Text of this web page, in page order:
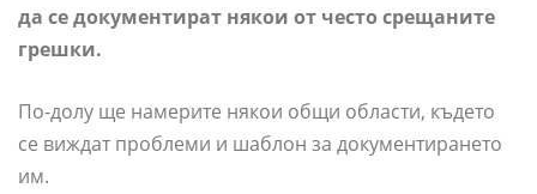
да се документират някои от често срещаните
грешки.
По-долу ще намерите някои общи области, където
се виждат проблеми и шаблон за документирането
им.